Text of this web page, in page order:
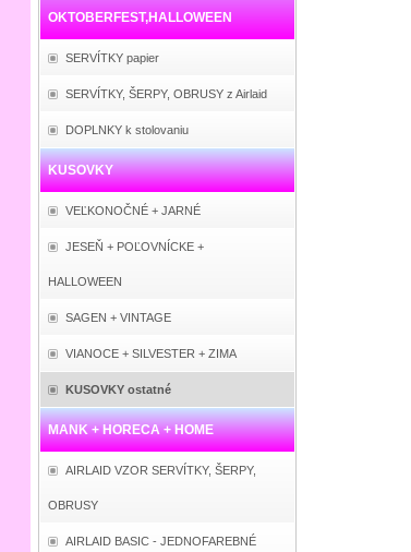
OKTOBERFEST,HALLOWEEN
SERVÍTKY papier
SERVÍTKY, ŠERPY, OBRUSY z Airlaid
DOPLNKY k stolovaniu
KUSOVKY
VEĽKONOČNÉ + JARNÉ
JESEŇ + POĽOVNÍCKE +
HALLOWEEN
SAGEN + VINTAGE
VIANOCE + SILVESTER + ZIMA
KUSOVKY ostatné
MANK + HORECA + HOME
AIRLAID VZOR SERVÍTKY, ŠERPY,
OBRUSY
AIRLAID BASIC - JEDNOFAREBNÉ